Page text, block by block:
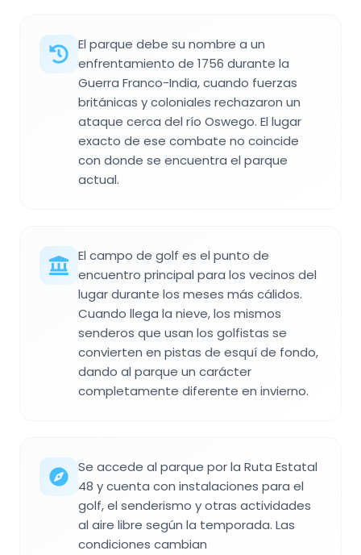
El parque debe su nombre a un
enfrentamiento de 1756 durante la
Guerra Franco-India, cuando fuerzas
británicas y coloniales rechazaron un
ataque cerca del río Oswego. El lugar
exacto de ese combate no coincide
con donde se encuentra el parque
actual.
El campo de golf es el punto de
encuentro principal para los vecinos del
lugar durante los meses más cálidos.
Cuando llega la nieve, los mismos
senderos que usan los golfistas se
convierten en pistas de esquí de fondo,
dando al parque un carácter
completamente diferente en invierno.
Se accede al parque por la Ruta Estatal
48 y cuenta con instalaciones para el
golf, el senderismo y otras actividades
al aire libre según la temporada. Las
condiciones cambian